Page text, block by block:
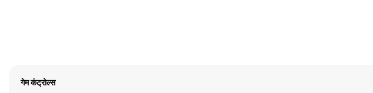
गेम कंट्रोल्स